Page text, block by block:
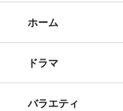
ホーム
ドラマ
バラエティ